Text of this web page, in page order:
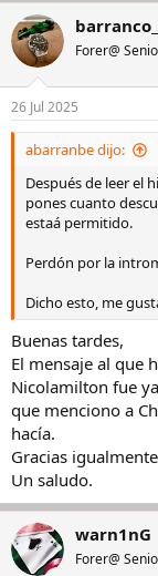
Forer@
26 Jul 2025
abarranbe dijo:
Después de leer el
pones cuanto
estaá permitido.
Perdón por la
Dicho esto, me
Buenas tardes,
El mensaje al que
Nicolamilton fue
que menciono a
hacía.
Gracias
Un saludo.
warn1nG
Forer@